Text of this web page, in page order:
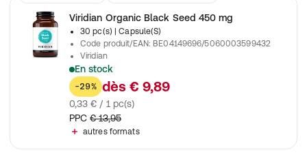
Viridian Organic Black Seed 450 mg
30 pc(s)
| Capsule(S)
Code produit/EAN: BE04149696/5060003599432
Viridian
En stock
Graines de cumin noir certifiée biologique d'Égypte (450 mg).
-29% dès € 9,89
0,33 € / 1 pc(s)
PPC € 13,95
autres formats